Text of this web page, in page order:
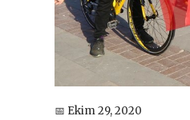
📅 Ekim 29, 2020